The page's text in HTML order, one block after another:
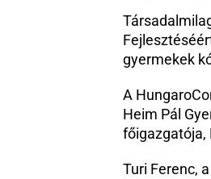
gyermekek
A
Heim Pál
főigazgatója,
Turi Ferenc,